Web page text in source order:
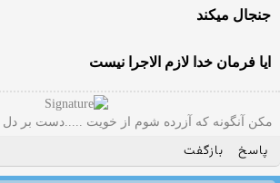
جنجال میکند
ایا فرمان خدا لازم الاجرا نیست
مکن آنگونه که آزرده شوم از خویت .....دست بر دل
پاسخ بازگفت